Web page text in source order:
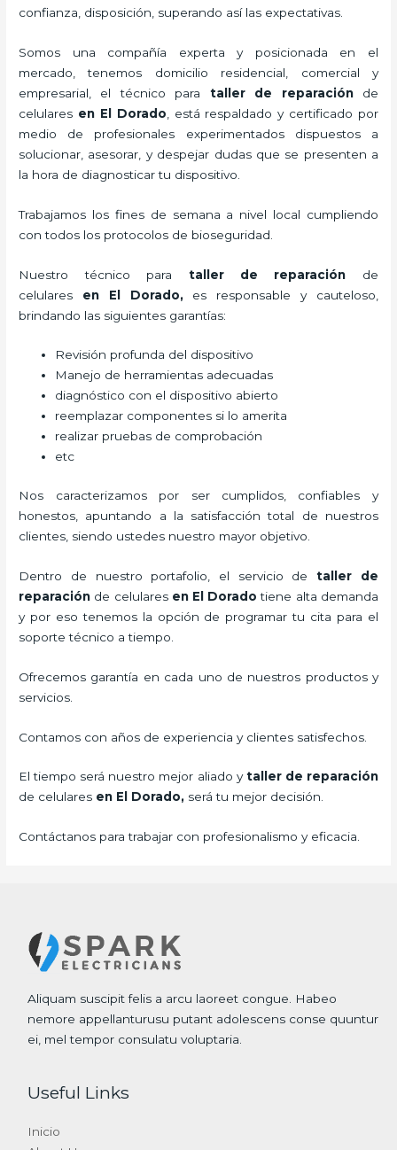
confianza, disposición, superando así las expectativas.
Somos una compañía experta y posicionada en el
mercado, tenemos domicilio residencial, comercial y
empresarial, el técnico para taller de reparaciónde
celulares en El Dorado , está respaldado y certificado por
medio de profesionales experimentados dispuestos a
solucionar, asesorar, y despejar dudas que se presenten a
la hora de diagnosticar tu dispositivo.
Trabajamos los fines de semana a nivel local cumpliendo
con todos los protocolos de bioseguridad.
Nuestro técnico para taller de reparación de
celulares en El Dorado, es responsable y cauteloso,
brindando las siguientes garantías:
Revisión profunda del dispositivo
Manejo de herramientas adecuadas
diagnóstico con el dispositivo abierto
reemplazar componentes si lo amerita
realizar pruebas de comprobación
etc
Nos caracterizamos por ser cumplidos, confiables y
honestos, apuntando a la satisfacción total de nuestros
clientes, siendo ustedes nuestro mayor objetivo.
Dentro de nuestro portafolio, el servicio detaller de
reparación de celularesen El Dorado tiene alta demanda
y por eso tenemos la opción de programar tu cita para el
soporte técnico a tiempo.
Ofrecemos garantía en cada uno de nuestros productos y
servicios.
Contamos con años de experiencia y clientes satisfechos.
El tiempo será nuestro mejor aliado ytaller de reparación
de celulares en El Dorado, será tu mejor decisión.
Contáctanos para trabajar con profesionalismo y eficacia.
Aliquam suscipit felis a arcu laoreet congue. Habeo
nemore appellanturusu putant adolescens conse quuntur
ei, mel tempor consulatu voluptaria.
Useful Links
Inicio